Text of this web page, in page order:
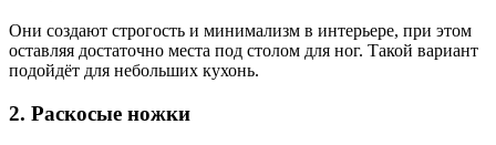
Они создают строгость и минимализм в интерьере, при этом
оставляя достаточно места под столом для ног. Такой вариант
подойдёт для небольших кухонь.
2. Раскосые ножки